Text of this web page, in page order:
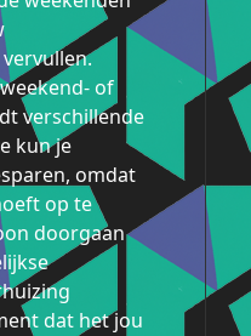
of
verschillende
kun je
omdat
op te
doorgaan
dat het jou